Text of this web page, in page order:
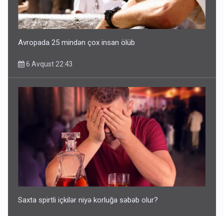
Avropada 25 mindən çox insan ölüb
6 Avqust 22:43
Saxta spirtli içkilər niyə korluğa səbəb olur?